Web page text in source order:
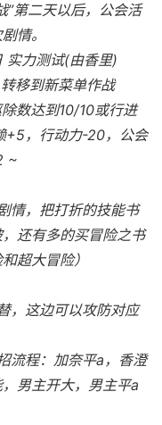
”第二天以后，公会活
情。
实力测试(由香里)
移到新菜单作战
数达到10/10或行进
+5，行动力-20，公会
~
情，把打折的技能书
还有多的买冒险之书
超大冒险）
，这边可以攻防对应
流程：加奈平a，香澄
男主开大，男主平a